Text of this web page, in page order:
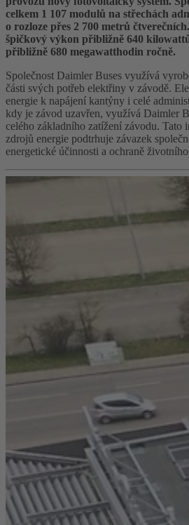
celkem 1 107 modulů na střechách
o rozloze přes 2 700 metrů
špičkový výkon přibližně 640
přibližně 680 megawatthodin ročně.
Společnost Daimler Buses využívá
části svých potřeb elektřiny v závodě.
energie k napájení kantýny i celé
kdy je závod uzavřen, využívá Daimler
celého základního zatížení závodu. Tato
zdrojů energie podtrhuje závazek
energetické účinnosti a ochraně